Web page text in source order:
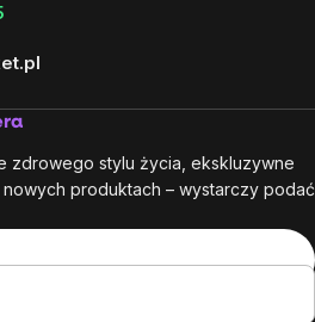
zdrowego stylu życia, ekskluzywne
produktach – wystarczy podać